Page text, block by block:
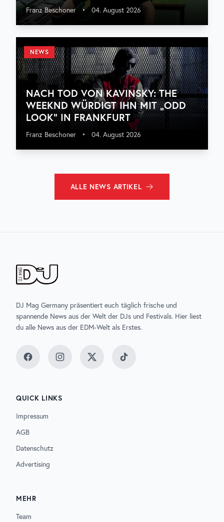
Franz Beschoner • 04. August 2026
NEWS
NACH TOD VON KAVINSKY: THE
WEEKND WÜRDIGT IHN MIT „ODD
LOOK“ IN FRANKFURT
Franz Beschoner • 04. August 2026
ALLE NEWS ARTIKEL
DJ Mag Germany präsentiert euch täglich frische und
spannende News aus der Welt der DJs und Festivals. Hier liest
du alle News aus der EDM-Welt als Erstes.
FacebookInstagramTwitter TikTok
QUICK LINKS
Impressum
AGB
Datenschutz
Advertising
MEHR
Team